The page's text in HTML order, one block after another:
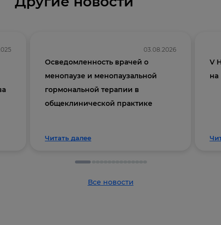
03.08.2026
Осведомленность врачей о
менопаузе и менопаузальной
гормональной терапии в
общеклинической практике
Читать далее
V
на
Все новости